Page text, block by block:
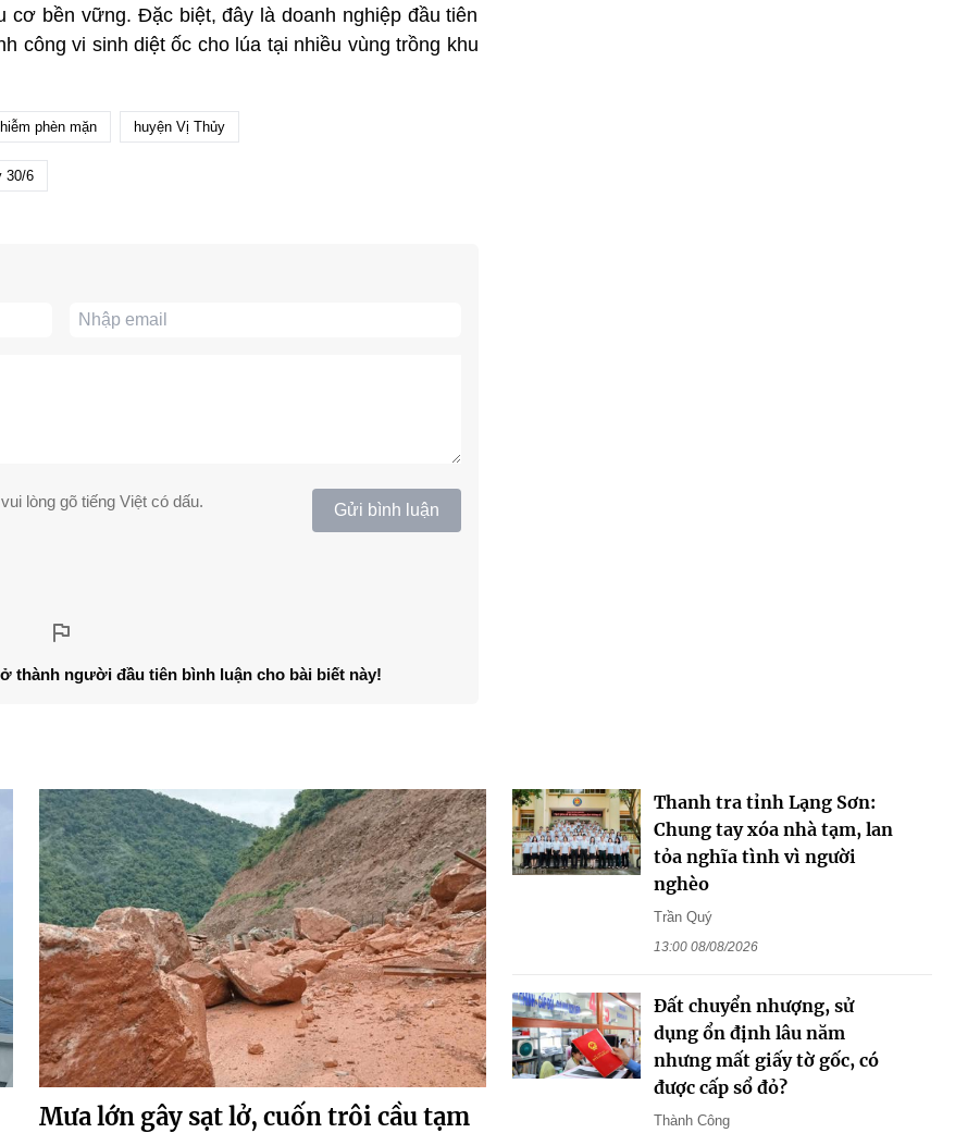
cơ bền vững. Đặc biệt, đây là doanh nghiệp đầu tiên
công vi sinh diệt ốc cho lúa tại nhiều vùng trồng khu
phèn mặn huyện Vị Thủy
30/6
lòng gõ tiếng Việt có dấu. Gửi bình luận
thành người đầu tiên bình luận cho bài biết này!
Mưa lớn gây sạt lở, cuốn trôi cầu tạm
Thanh tra tỉnh Lạng Sơn:
Chung tay xóa nhà tạm, lan
tỏa nghĩa tình vì người
nghèo
Trần Quý
13:00 08/08/2026
Đất chuyển nhượng, sử
dụng ổn định lâu năm
nhưng mất giấy tờ gốc, có
được cấp sổ đỏ?
Thành Công